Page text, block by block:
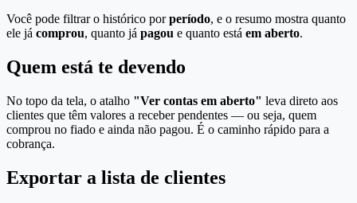
Você pode filtrar o histórico porperíodo, e o resumo mostra quanto
ele já comprou, quanto já pagou e quanto está em aberto.
Quem está te devendo
No topo da tela, o atalho "Ver contas em aberto" leva direto aos
clientes que têm valores a receber pendentes — ou seja, quem
comprou no fiado e ainda não pagou. É o caminho rápido para a
cobrança.
Exportar a lista de clientes